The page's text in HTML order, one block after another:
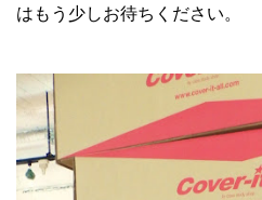
はもう少しお待ちください。